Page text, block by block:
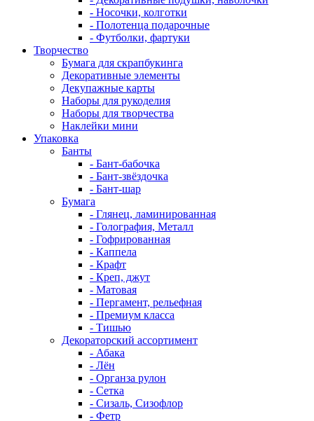
- Носочки, колготки
- Полотенца подарочные
- Футболки, фартуки
Творчество
Бумага для скрапбукинга
Декоративные элементы
Декупажные карты
Наборы для рукоделия
Наборы для творчества
Наклейки мини
Упаковка
Банты
- Бант-бабочка
- Бант-звёздочка
- Бант-шар
Бумага
- Глянец, ламинированная
- Голография, Металл
- Гофрированная
- Каппела
- Крафт
- Креп, джут
- Матовая
- Пергамент, рельефная
- Премиум класса
- Тишью
Декораторский ассортимент
- Абака
- Лён
- Органза рулон
- Сетка
- Сизаль, Сизофлор
- Фетр